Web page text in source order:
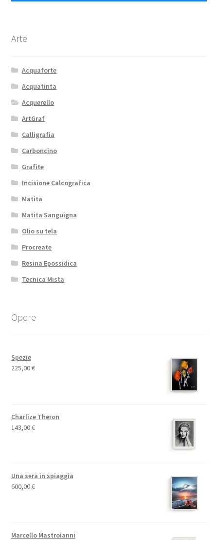
Arte
Acquaforte
Acquatinta
Acquerello
ArtGraf
Calligrafia
Carboncino
Grafite
Incisione Calcografica
Matita
Matita Sanguigna
Olio su tela
Procreate
Resina Epossidica
Tecnica Mista
Opere
Spezie
225,00€
Charlize Theron
143,00€
Una sera in spiaggia
600,00€
Marcello Mastroianni